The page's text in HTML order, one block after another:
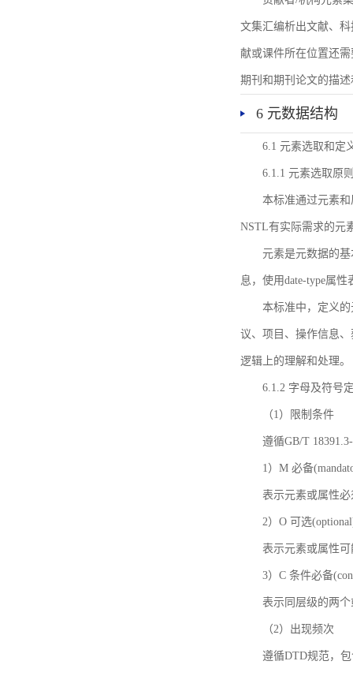
文集汇编析出文献、
献或课件所在位置还
期刊和期刊论文的描
6 元数据结构
6.1 元素选取和定
6.1.1 元素选取原
本标准通过元素
NSTL有实际需求的元
元素是元数据的
息，使用date-type属
本标准中，定义
议、项目、操作信息
逻辑上的理解和处理。
6.1.2 字母及符号
（1）限制条件
遵循GB/T
1）M 必备
表示元素或属性
2）O 可选
表示元素或属性
3）C 条件必备
表示同层级的两
（2）出现频次
遵循DTD规范，